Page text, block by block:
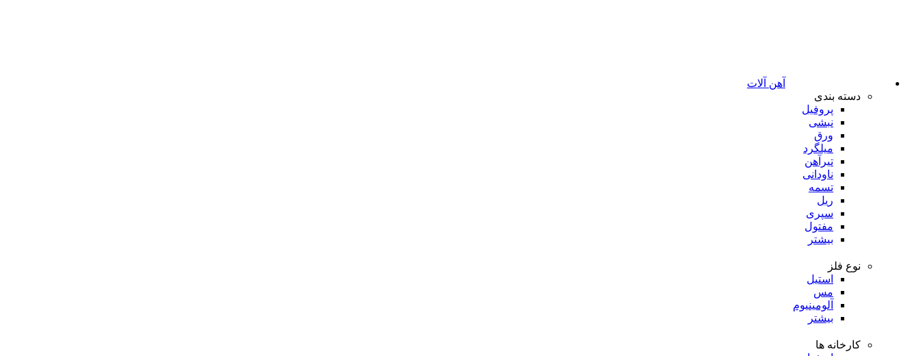
آهن آلات
دسته بندی
پروفیل
نبشی
ورق
میلگرد
تیرآهن
ناودانی
تسمه
ریل
سپری
مفتول
بیشتر
نوع فلز
استیل
مس
آلومینیوم
بیشتر
کارخانه ها